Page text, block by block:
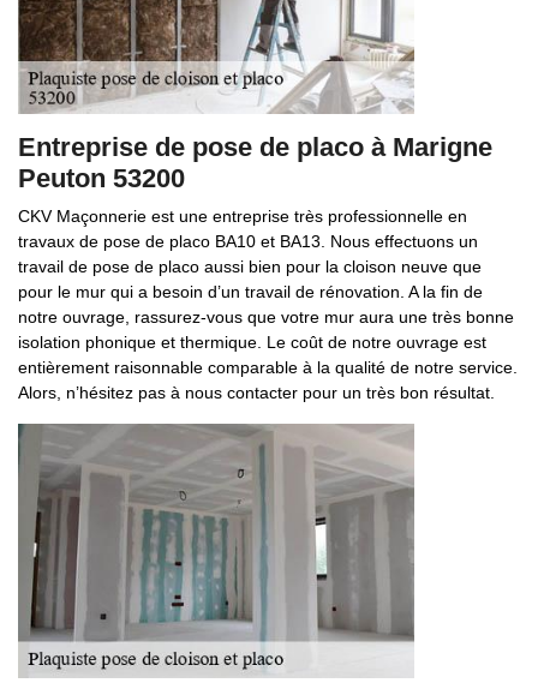
Entreprise de pose de placo à Marigne
Peuton 53200
CKV Maçonnerie est une entreprise très professionnelle en
travaux de pose de placo BA10 et BA13. Nous effectuons un
travail de pose de placo aussi bien pour la cloison neuve que
pour le mur qui a besoin d’un travail de rénovation. A la fin de
notre ouvrage, rassurez-vous que votre mur aura une très bonne
isolation phonique et thermique. Le coût de notre ouvrage est
entièrement raisonnable comparable à la qualité de notre service.
Alors, n’hésitez pas à nous contacter pour un très bon résultat.